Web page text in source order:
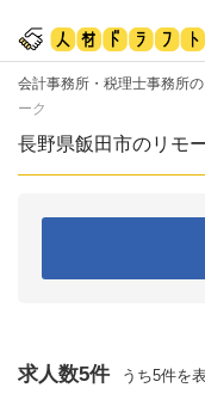
会計事務所・税理士事務所
ーク
長野県飯田市のリモ
求人数5件
うち5件を